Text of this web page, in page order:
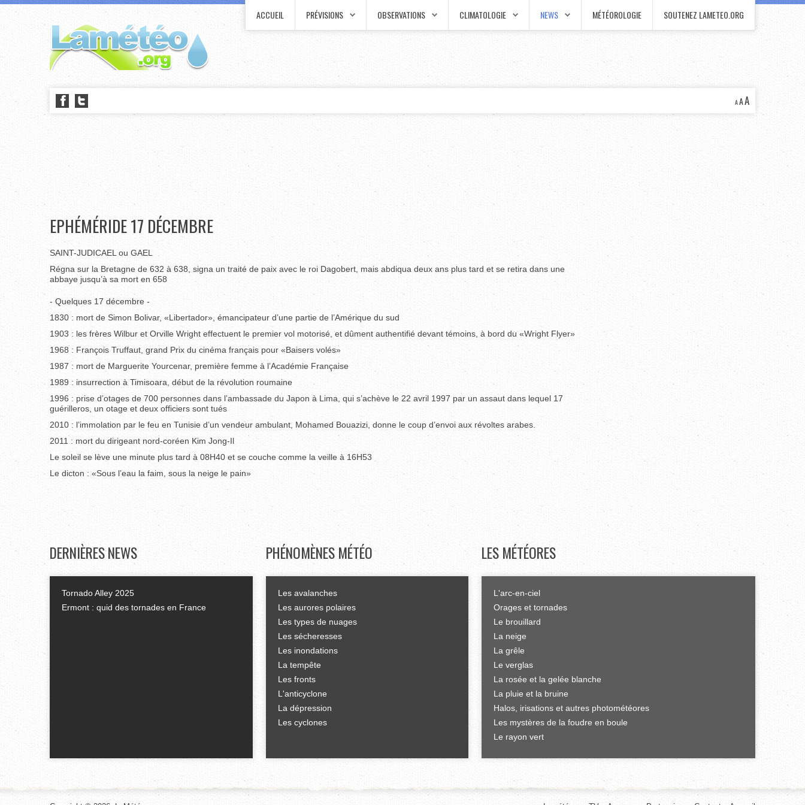
ACCUEIL PRÉVISIONS OBSERVATIONS CLIMATOLOGIE NEWS MÉTÉOROLOGIE SOUTENEZ LAMETEO.ORG
AAA
EPHÉMÉRIDE 17 DÉCEMBRE
SAINT-JUDICAEL ou GAEL
Régna sur la Bretagne de 632 à 638, signa un traité de paix avec le roi Dagobert, mais abdiqua deux ans plus tard et se retira dans une
abbaye jusqu’à sa mort en 658
- Quelques 17 décembre -
1830 : mort de Simon Bolivar, «Libertador», émancipateur d’une partie de l’Amérique du sud
1903 : les frères Wilbur et Orville Wright effectuent le premier vol motorisé, et dûment authentifié devant témoins, à bord du «Wright Flyer»
1968 : François Truffaut, grand Prix du cinéma français pour «Baisers volés»
1987 : mort de Marguerite Yourcenar, première femme à l’Académie Française
1989 : insurrection à Timisoara, début de la révolution roumaine
1996 : prise d’otages de 700 personnes dans l’ambassade du Japon à Lima, qui s’achève le 22 avril 1997 par un assaut dans lequel 17
guérilleros, un otage et deux officiers sont tués
2010 : l’immolation par le feu en Tunisie d’un vendeur ambulant, Mohamed Bouazizi, donne le coup d’envoi aux révoltes arabes.
2011 : mort du dirigeant nord-coréen Kim Jong-Il
Le soleil se lève une minute plus tard à 08H40 et se couche comme la veille à 16H53
Le dicton : «Sous l’eau la faim, sous la neige le pain»
DERNIÈRESNEWS
Tornado Alley 2025
Ermont : quid des tornades en France
PHÉNOMÈNES MÉTÉO
Les avalanches
Les aurores polaires
Les types de nuages
Les sécheresses
Les inondations
La tempête
Les fronts
L'anticyclone
La dépression
Les cyclones
LES MÉTÉORES
L'arc-en-ciel
Orages et tornades
Le brouillard
La neige
La grêle
Le verglas
La rosée et la gelée blanche
La pluie et la bruine
Halos, irisations et autres photométéores
Les mystères de la foudre en boule
Le rayon vert